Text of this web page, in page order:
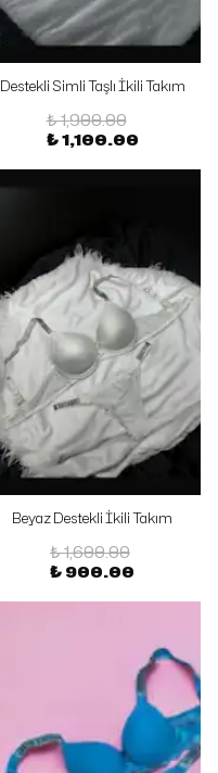
Destekli Simli Taşlı İkili Takım
₺ 1,900.00
₺ 1,100.00
Beyaz Destekli İkili Takım
₺ 1,600.00
₺ 900.00